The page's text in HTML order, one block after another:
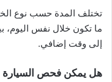
تختلف المدة حسب نوع
ما تكون خلال نفس اليوم،
إلى وقت إضافي.
هل يمكن فحص السيارة